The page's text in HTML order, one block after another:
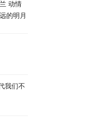
动情
的明月
我们不